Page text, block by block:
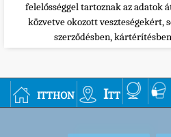
felelősséggel tartoznak az adatok
közvetve okozott veszteségekért,
szerződésben,
itthon Itt